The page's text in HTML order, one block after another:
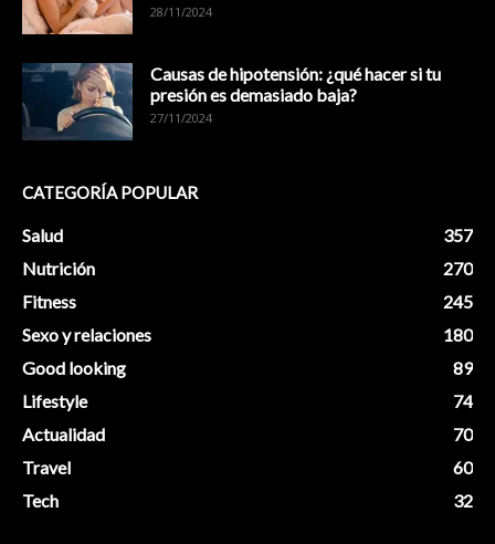
28/11/2024
Causas de hipotensión: ¿qué hacer si tu
presión es demasiado baja?
27/11/2024
CATEGORÍA POPULAR
Salud
357
Nutrición
270
Fitness
245
Sexo y relaciones
180
Good looking
89
Lifestyle
74
Actualidad
70
Travel
60
Tech
32